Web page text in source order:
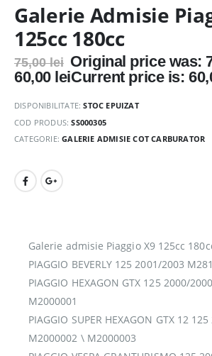
Galerie Admisie
125cc 180cc
75,00lei Original price was:
60,00 leiCurrent price is:
DISPONIBILITATE:STOC EPUIZAT
COD PRODUS:SS000305
CATEGORIE:GALERIE ADMISIE COT CARBURATOR
Galerie admisie Piaggio X9 125cc
PIAGGIO BEVERLY 125 2001/2003
PIAGGIO HEXAGON GTX 125 2000/
M2000001
PIAGGIO SUPER HEXAGON GTX 12
M2000002 \ M2000003